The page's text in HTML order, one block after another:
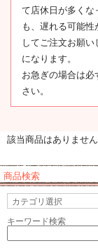
て店休日が多くな
も、遅れる可能
してご注文お願
になります。
お急ぎの場合は必
さい。
該当商品はありません
商品検索
キーワード検索